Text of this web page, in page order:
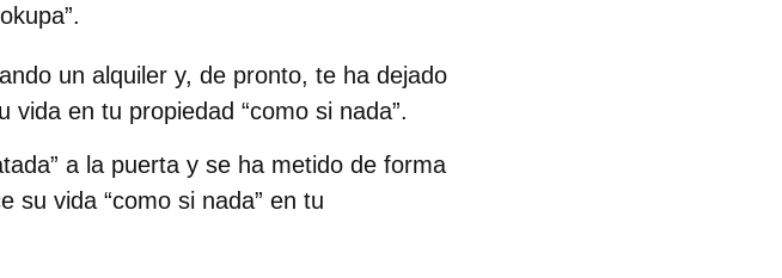
un alquiler y, de pronto, te ha dejado
en tu propiedad “como si nada”.
a la puerta y se ha metido de forma
su vida “como si nada” en tu